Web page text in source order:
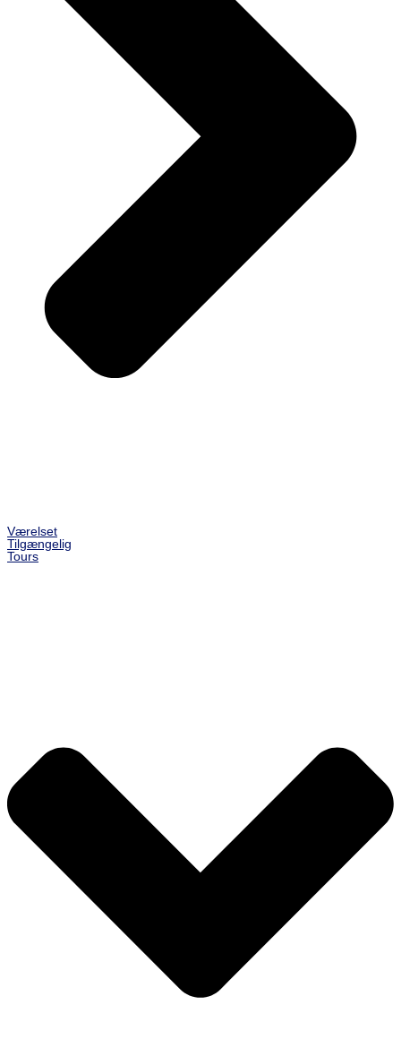
Værelset
Tilgængelig
Tours